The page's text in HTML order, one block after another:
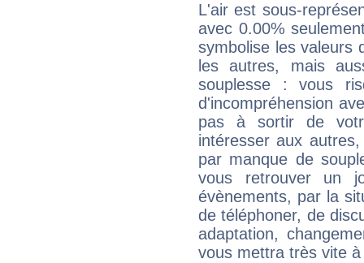
L'air est sous-
avec 0.00%
symbolise les valeurs
les autres, mais
souplesse : vous
d'incompréhension
pas à sortir de
intéresser aux
par manque de
vous retrouver un
évènements, par la
de téléphoner, de
adaptation,
vous mettra très vite